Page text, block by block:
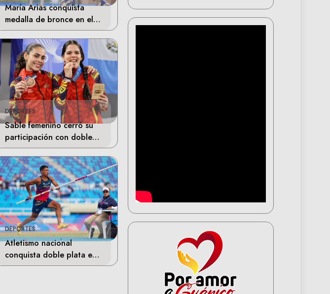
María Arias conquista
medalla de bronce en el
skateboarding de los
Juegos Centroamericanos
DEPORTES
Sable femenino cerró su
participación con doble
bronce en Santo Domingo
DEPORTES
Atletismo nacional
conquista doble plata en
Santo Domingo